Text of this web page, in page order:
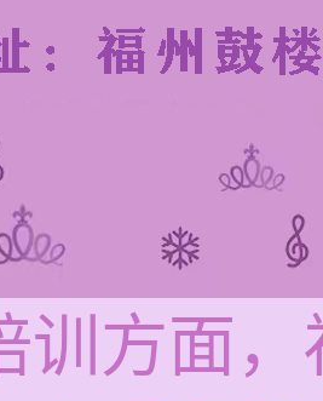
训方面